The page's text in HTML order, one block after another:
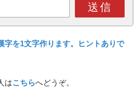
送信
字を1文字作ります。ヒントありで
はこちらへどうぞ。